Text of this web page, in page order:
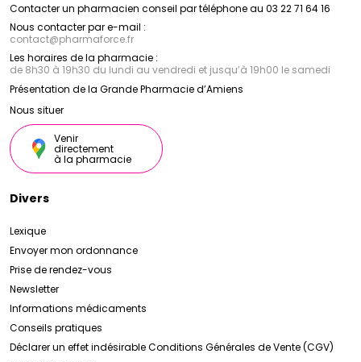
Contacter un pharmacien conseil par téléphone au 03 22 71 64 16
Nous contacter par e-mail :
contact@pharmaforce.fr
Les horaires de la pharmacie :
de 8h30 à 19h30 du lundi au vendredi et jusqu’à 19h00 le samedi
Présentation de la Grande Pharmacie d’Amiens
Nous situer
Venir
directement
à la pharmacie
Divers
Lexique
Envoyer mon ordonnance
Prise de rendez-vous
Newsletter
Informations médicaments
Conseils pratiques
Déclarer un effet indésirableConditions Générales de Vente (CGV)